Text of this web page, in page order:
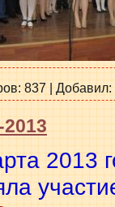
837 | Добавил:
2013